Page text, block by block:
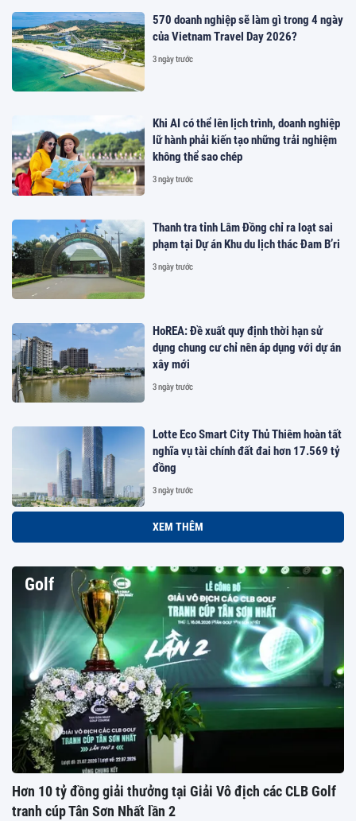
570 doanh nghiệp sẽ làm gì trong 4 ngày
của Vietnam Travel Day 2026?
3 ngày trước
Khi AI có thể lên lịch trình, doanh nghiệp
lữ hành phải kiến tạo những trải nghiệm
không thể sao chép
3 ngày trước
Thanh tra tỉnh Lâm Đồng chỉ ra loạt sai
phạm tại Dự án Khu du lịch thác Đam B’ri
3 ngày trước
HoREA: Đề xuất quy định thời hạn sử
dụng chung cư chỉ nên áp dụng với dự án
xây mới
3 ngày trước
Lotte Eco Smart City Thủ Thiêm hoàn tất
nghĩa vụ tài chính đất đai hơn 17.569 tỷ
đồng
3 ngày trước
XEM THÊM
Golf
Hơn 10 tỷ đồng giải thưởng tại Giải Vô địch các CLB Golf
tranh cúp Tân Sơn Nhất lần 2